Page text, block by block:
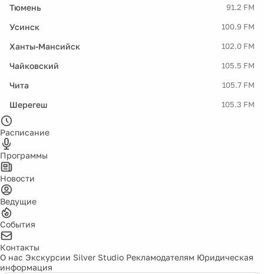
Тюмень 91.2 FM
Усинск 100.9 FM
Ханты-Мансийск 102.0 FM
Чайковский 105.5 FM
Чита 105.7 FM
Шерегеш 105.3 FM
Расписание
Программы
Новости
Ведущие
События
Контакты
О нас Экскурсии Silver Studio Рекламодателям Юридическая
информация